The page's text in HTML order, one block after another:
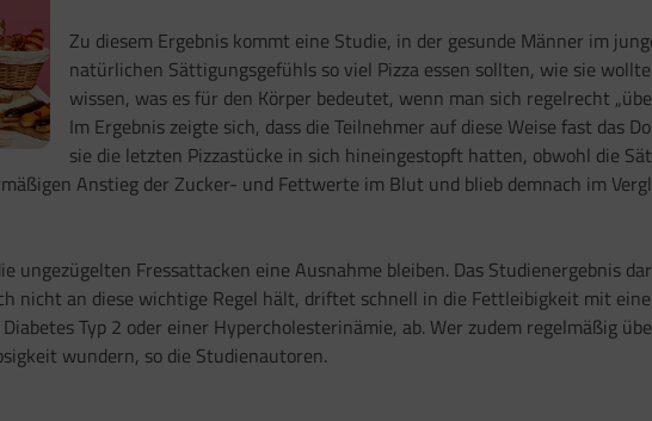
Zu diesem Ergebnis kommt eine Studie, in der gesunde Männer im
natürlichen Sättigungsgefühls so viel Pizza essen sollten, wie sie
wissen, was es für den Körper bedeutet, wenn man sich regelrecht
Im Ergebnis zeigte sich, dass die Teilnehmer auf diese Weise fast das
sie die letzten Pizzastücke in sich hineingestopft hatten, obwohl die
Anstieg der Zucker- und Fettwerte im Blut und blieb demnach im
ungezügelten Fressattacken eine Ausnahme bleiben. Das Studienergebnis
nicht an diese wichtige Regel hält, driftet schnell in die Fettleibigkeit mit
Typ 2 oder einer Hypercholesterinämie, ab. Wer zudem regelmäßig
wundern, so die Studienautoren.